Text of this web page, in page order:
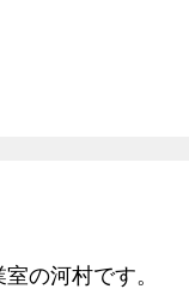
の河村です。